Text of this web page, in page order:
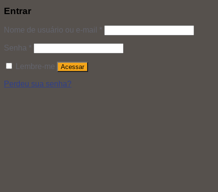
Entrar
Nome de usuário ou e-mail *
Senha *
Lembre-me Acessar
Perdeu sua senha?